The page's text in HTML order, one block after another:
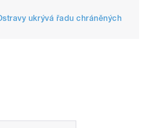
ukrývá řadu chráněných